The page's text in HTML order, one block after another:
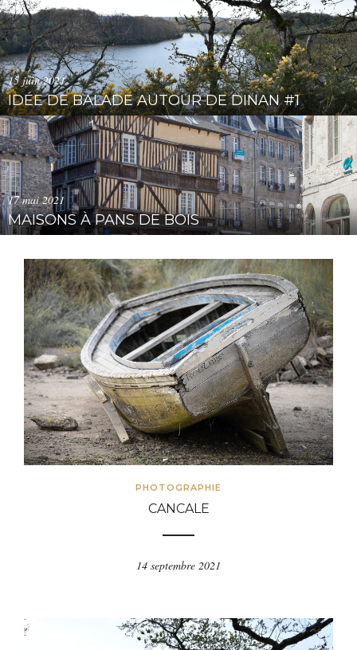
15 juin 2021
IDÉE DE BALADE AUTOUR DE DINAN #1
17 mai 2021
MAISONS À PANS DE BOIS
PHOTOGRAPHIE
CANCALE
14 septembre 2021